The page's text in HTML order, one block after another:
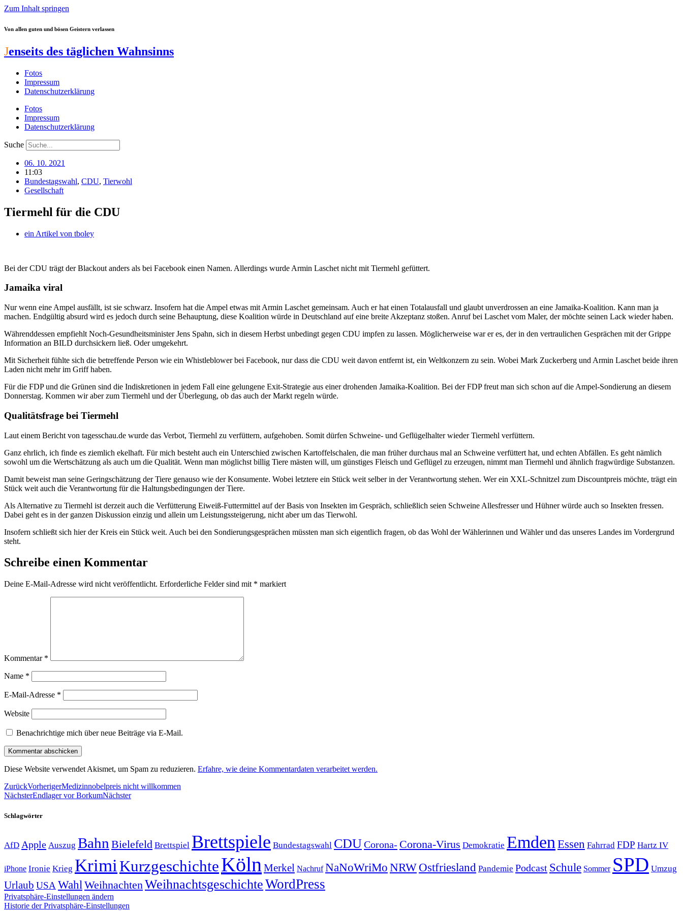
Zum Inhalt springen
Von allen guten und bösen Geistern verlassen
Jenseits des täglichen Wahnsinns
Fotos
Impressum
Datenschutzerklärung
Fotos
Impressum
Datenschutzerklärung
Suche
06. 10. 2021
11:03
Bundestagswahl, CDU, Tierwohl
Gesellschaft
Tiermehl für die CDU
ein Artikel von tboley
Bei der CDU trägt der Blackout anders als bei Facebook einen Namen. Allerdings wurde Armin Laschet nicht mit Tiermehl gefüttert.
Jamaika viral
Nur wenn eine Ampel ausfällt, ist sie schwarz. Insofern hat die Ampel etwas mit Armin Laschet gemeinsam. Auch er hat einen Totalausfall und glaubt unverdrossen an eine Jamaika-Koalition. Kann man ja
machen. Endgültig absurd wird es jedoch durch seine Behauptung, diese Koalition würde in Deutschland auf eine breite Akzeptanz stoßen. Anruf bei Laschet vom Maler, der möchte seinen Lack wieder haben.
Währenddessen empfiehlt Noch-Gesundheitsminister Jens Spahn, sich in diesem Herbst unbedingt gegen CDU impfen zu lassen. Möglicherweise war er es, der in den vertraulichen Gesprächen mit der Grippe
Information an BILD durchsickern ließ. Oder umgekehrt.
Mit Sicherheit fühlte sich die betreffende Person wie ein Whistleblower bei Facebook, nur dass die CDU weit davon entfernt ist, ein Weltkonzern zu sein. Wobei Mark Zuckerberg und Armin Laschet beide ihren
Laden nicht mehr im Griff haben.
Für die FDP und die Grünen sind die Indiskretionen in jedem Fall eine gelungene Exit-Strategie aus einer drohenden Jamaika-Koalition. Bei der FDP freut man sich schon auf die Ampel-Sondierung an diesem
Donnerstag. Kommen wir aber zum Tiermehl und der Überlegung, ob das auch der Markt regeln würde.
Qualitätsfrage bei Tiermehl
Laut einem Bericht von tagesschau.de wurde das Verbot, Tiermehl zu verfüttern, aufgehoben. Somit dürfen Schweine- und Geflügelhalter wieder Tiermehl verfüttern.
Ganz ehrlich, ich finde es ziemlich ekelhaft. Für mich besteht auch ein Unterschied zwischen Kartoffelschalen, die man früher durchaus mal an Schweine verfüttert hat, und echten Abfällen. Es geht nämlich
sowohl um die Wertschätzung als auch um die Qualität. Wenn man möglichst billig Tiere mästen will, um günstiges Fleisch und Geflügel zu erzeugen, nimmt man Tiermehl und ähnlich fragwürdige Substanzen.
Damit beweist man seine Geringschätzung der Tiere genauso wie der Konsumente. Wobei letztere ein Stück weit selber in der Verantwortung stehen. Wer ein XXL-Schnitzel zum Discountpreis möchte, trägt ein
Stück weit auch die Verantwortung für die Haltungsbedingungen der Tiere.
Als Alternative zu Tiermehl ist derzeit auch die Verfütterung Eiweiß-Futtermittel auf der Basis von Insekten im Gespräch, schließlich seien Schweine Allesfresser und Hühner würde auch so Insekten fressen.
Dabei geht es in der ganzen Diskussion einzig und allein um Leistungssteigerung, nicht aber um das Tierwohl.
Insofern schließt sich hier der Kreis ein Stück weit. Auch bei den Sondierungsgesprächen müssten man sich eigentlich fragen, ob das Wohl der Wählerinnen und Wähler und das unseres Landes im Vordergrund
steht.
Schreibe einen Kommentar
Deine E-Mail-Adresse wird nicht veröffentlicht. Erforderliche Felder sind mit * markiert
Kommentar *
Name *
E-Mail-Adresse *
Website
Benachrichtige mich über neue Beiträge via E-Mail.
Diese Website verwendet Akismet, um Spam zu reduzieren. Erfahre, wie deine Kommentardaten verarbeitet werden.
ZurückVorherigerMedizinnobelpreis nicht willkommen
NächsterEndlager vor BorkumNächster
Schlagwörter
AfD Apple Auszug Bahn Bielefeld Brettspiel Brettspiele Bundestagswahl CDUCorona- Corona-Virus Demokratie Emden Essen Fahrrad FDP Hartz IV
iPhone Ironie Krieg Krimi KurzgeschichteKöln Merkel Nachruf NaNoWriMo NRWOstfriesland Pandemie Podcast Schule Sommer SPD Umzug
Urlaub USA Wahl Weihnachten WeihnachtsgeschichteWordPress
Privatsphäre-Einstellungen ändern
Historie der Privatsphäre-Einstellungen